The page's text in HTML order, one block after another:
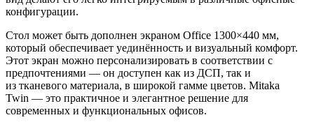
конфигурации.
Стол может быть дополнен экраном Office 1300×440 мм,
который обеспечивает уединённость и визуальный комфорт.
Этот экран можно персонализировать в соответствии с
предпочтениями — он доступен как из ДСП, так и
из тканевого материала, в широкой гамме цветов. Mitaka
Twin — это практичное и элегантное решение для
современных и функциональных офисов.